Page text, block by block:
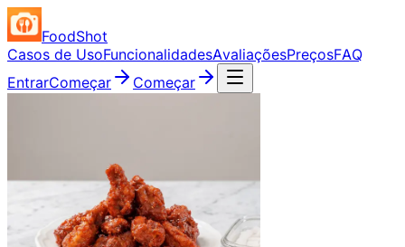
FoodShot
Casos de UsoFuncionalidadesAvaliaçõesPreçosFAQ
EntrarComeçar Começar